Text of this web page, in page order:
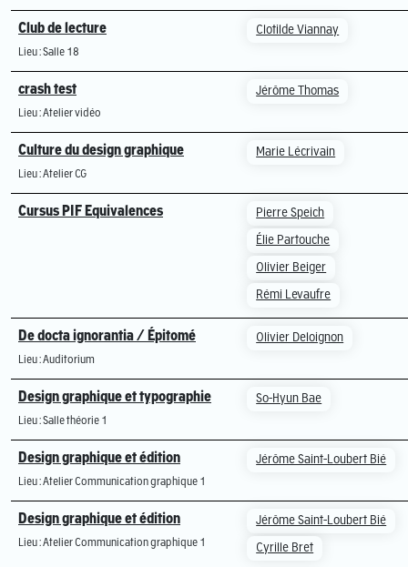
Club de lecture
Lieu : Salle 18
Clotilde Viannay
crash test
Lieu : Atelier vidéo
Jérôme Thomas
Culture du design graphique
Lieu : Atelier CG
Marie Lécrivain
Cursus PIF Equivalences Pierre Speich
Élie Partouche
Olivier Beiger
Rémi Levaufre
De docta ignorantia / Épitomé
Lieu : Auditorium
Olivier Deloignon
Design graphique et typographie
Lieu : Salle théorie 1
So-Hyun Bae
Design graphique et édition
Lieu : Atelier Communication graphique 1
Jérôme Saint-Loubert Bié
Design graphique et édition
Lieu : Atelier Communication graphique 1
Jérôme Saint-Loubert Bié
Cyrille Bret